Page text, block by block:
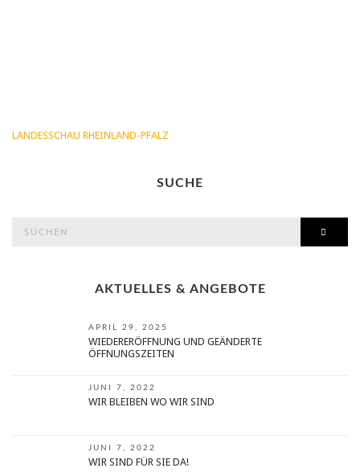
LANDESSCHAU RHEINLAND-PFALZ
SUCHE
AKTUELLES & ANGEBOTE
APRIL 29, 2025
WIEDERERÖFFNUNG UND GEÄNDERTE
ÖFFNUNGSZEITEN
JUNI 7, 2022
WIR BLEIBEN WO WIR SIND
JUNI 7, 2022
WIR SIND FÜR SIE DA!